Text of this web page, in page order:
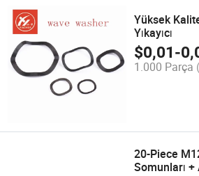
Yüksek
Yıkayıcı
$0,01-
1.000 Parça
20-Piece
Somunları